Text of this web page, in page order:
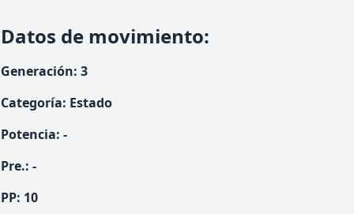
Datos de movimiento:
Generación: 3
Categoría: Estado
Potencia: -
Pre.: -
PP: 10